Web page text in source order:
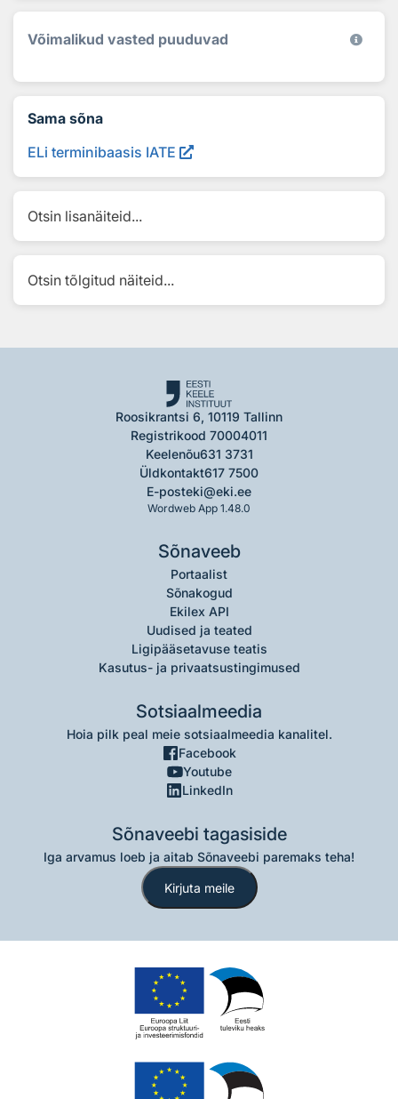
Võimalikud vasted puuduvad
Sama sõna
ELi terminibaasis IATE
Otsin lisanäiteid...
Otsin tõlgitud näiteid...
Roosikrantsi 6, 10119 Tallinn
Registrikood 70004011
Keelenõu631 3731
Üldkontakt617 7500
E-posteki@eki.ee
Wordweb App 1.48.0
Sõnaveeb
Portaalist
Sõnakogud
Ekilex API
Uudised ja teated
Ligipääsetavuse teatis
Kasutus- ja privaatsustingimused
Sotsiaalmeedia
Hoia pilk peal meie sotsiaalmeedia kanalitel.
Facebook
Youtube
LinkedIn
Sõnaveebi tagasiside
Iga arvamus loeb ja aitab Sõnaveebi paremaks teha!
Kirjuta meile